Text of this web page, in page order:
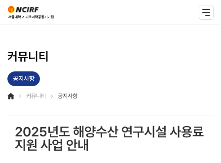
커뮤니티
공지사항
커뮤니티 공지사항
2025년도 해양수산 연구시설 사용료
지원 사업 안내